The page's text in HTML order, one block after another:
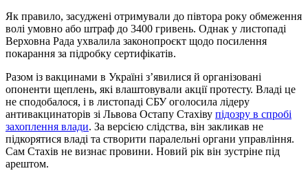
Як правило, засуджені отримували до півтора року обмеження
волі умовно або штраф до 3400 гривень. Однак у листопаді
Верховна Рада ухвалила законопроєкт щодо посилення
покарання за підробку сертифікатів.
Разом із вакцинами в Україні з’явилися й організовані
опоненти щеплень, які влаштовували акції протесту. Владі це
не сподобалося, і в листопаді СБУ оголосила лідеру
антивакцинаторів зі Львова Остапу Стахіву підозру в спробі
захоплення влади. За версією слідства, він закликав не
підкорятися владі та створити паралельні органи управління.
Сам Стахів не визнає провини. Новий рік він зустріне під
арештом.